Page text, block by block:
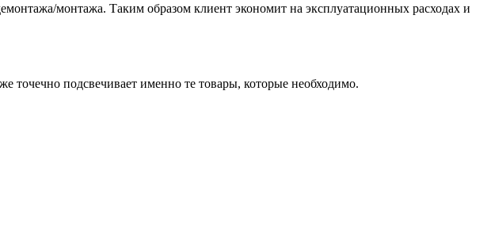
монтажа. Таким образом клиент экономит на эксплуатационных расходах и
точечно подсвечивает именно те товары, которые необходимо.